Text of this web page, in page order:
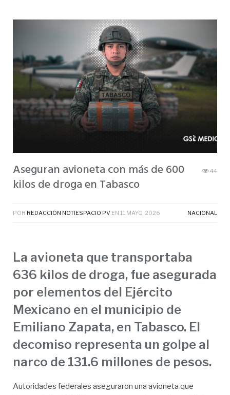
Aseguran avioneta con más de 600
kilos de droga en Tabasco
44
POR REDACCIÓN NOTIESPACIO PV EN 11 MAYO, 2026 NACIONAL
La avioneta que transportaba
636 kilos de droga, fue asegurada
por elementos del Ejército
Mexicano en el municipio de
Emiliano Zapata, en Tabasco. El
decomiso representa un golpe al
narco de 131.6 millones de pesos.
Autoridades federales aseguraron una avioneta que